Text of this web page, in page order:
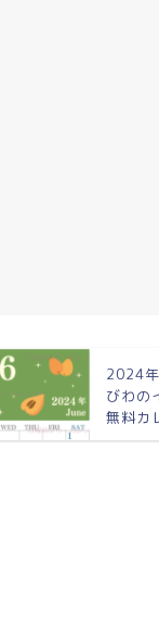
2024
びわの
無料カ